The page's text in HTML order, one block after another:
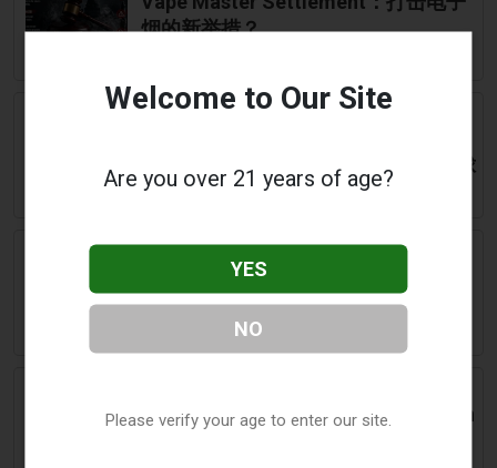
烟的新举措？
Times of India April 29 2026
Villiers——被镜头拍到吸电子烟的板球
运动员
News18 April 29 2026
“允许吗？”里扬·帕拉格在IPL的电子烟
休息或让拉贾斯坦皇家队付出巨大代
2026年印度板球超级联赛争议：Riyan
Welcome to Our Site
Are you over 21 years of age?
YES
NO
Please verify your age to enter our site.